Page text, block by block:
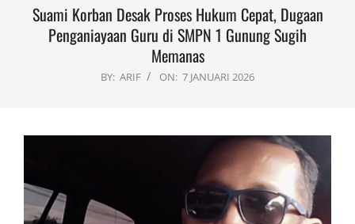
Suami Korban Desak Proses Hukum Cepat, Dugaan
Penganiayaan Guru di SMPN 1 Gunung Sugih
Memanas
BY: ARIF ON: 7 JANUARI 2026